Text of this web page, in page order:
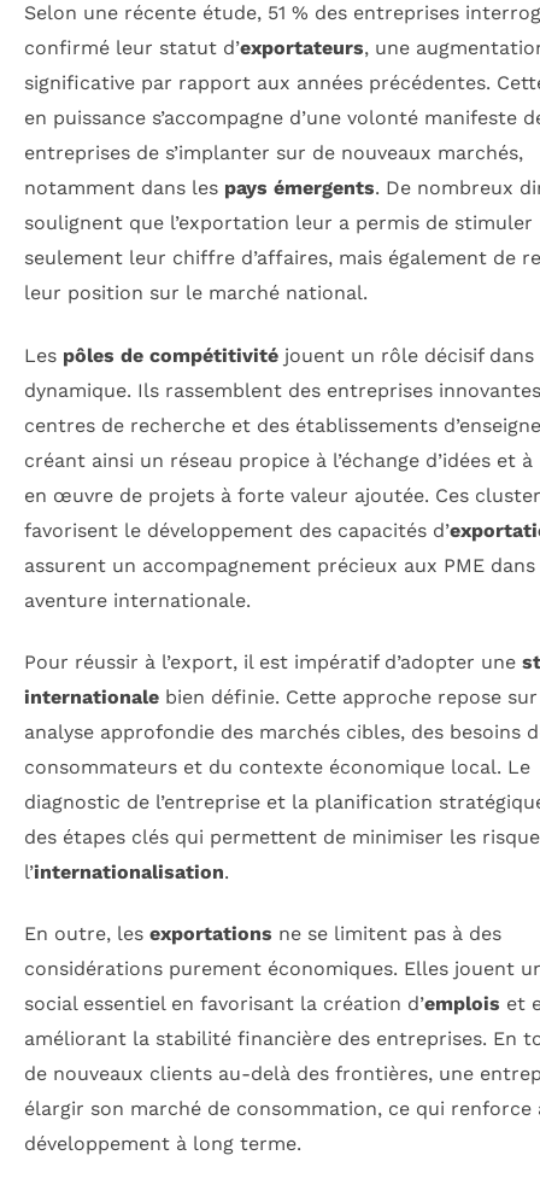
Selon une récente étude, 51 % des entreprises
confirmé leur statut d’exportateurs, une
significative par rapport aux années précédentes.
en puissance s’accompagne d’une volonté manifeste
entreprises de s’implanter sur de nouveaux marchés,
notamment dans les pays émergents. De nombreux
soulignent que l’exportation leur a permis de stimuler
seulement leur chiffre d’affaires, mais également de
leur position sur le marché national.
Les pôles de compétitivité jouent un rôle décisif
dynamique. Ils rassemblent des entreprises
centres de recherche et des établissements
créant ainsi un réseau propice à l’échange d’idées et à
en œuvre de projets à forte valeur ajoutée. Ces
favorisent le développement des capacités d’
assurent un accompagnement précieux aux PME
aventure internationale.
Pour réussir à l’export, il est impératif d’adopter une
internationale bien définie. Cette approche repose
analyse approfondie des marchés cibles, des besoins
consommateurs et du contexte économique local. Le
diagnostic de l’entreprise et la planification
des étapes clés qui permettent de minimiser les
l’internationalisation.
En outre, les exportations ne se limitent pas à des
considérations purement économiques. Elles jouent
social essentiel en favorisant la création d’emplois et
améliorant la stabilité financière des entreprises. En
de nouveaux clients au-delà des frontières, une
élargir son marché de consommation, ce qui renforce
développement à long terme.